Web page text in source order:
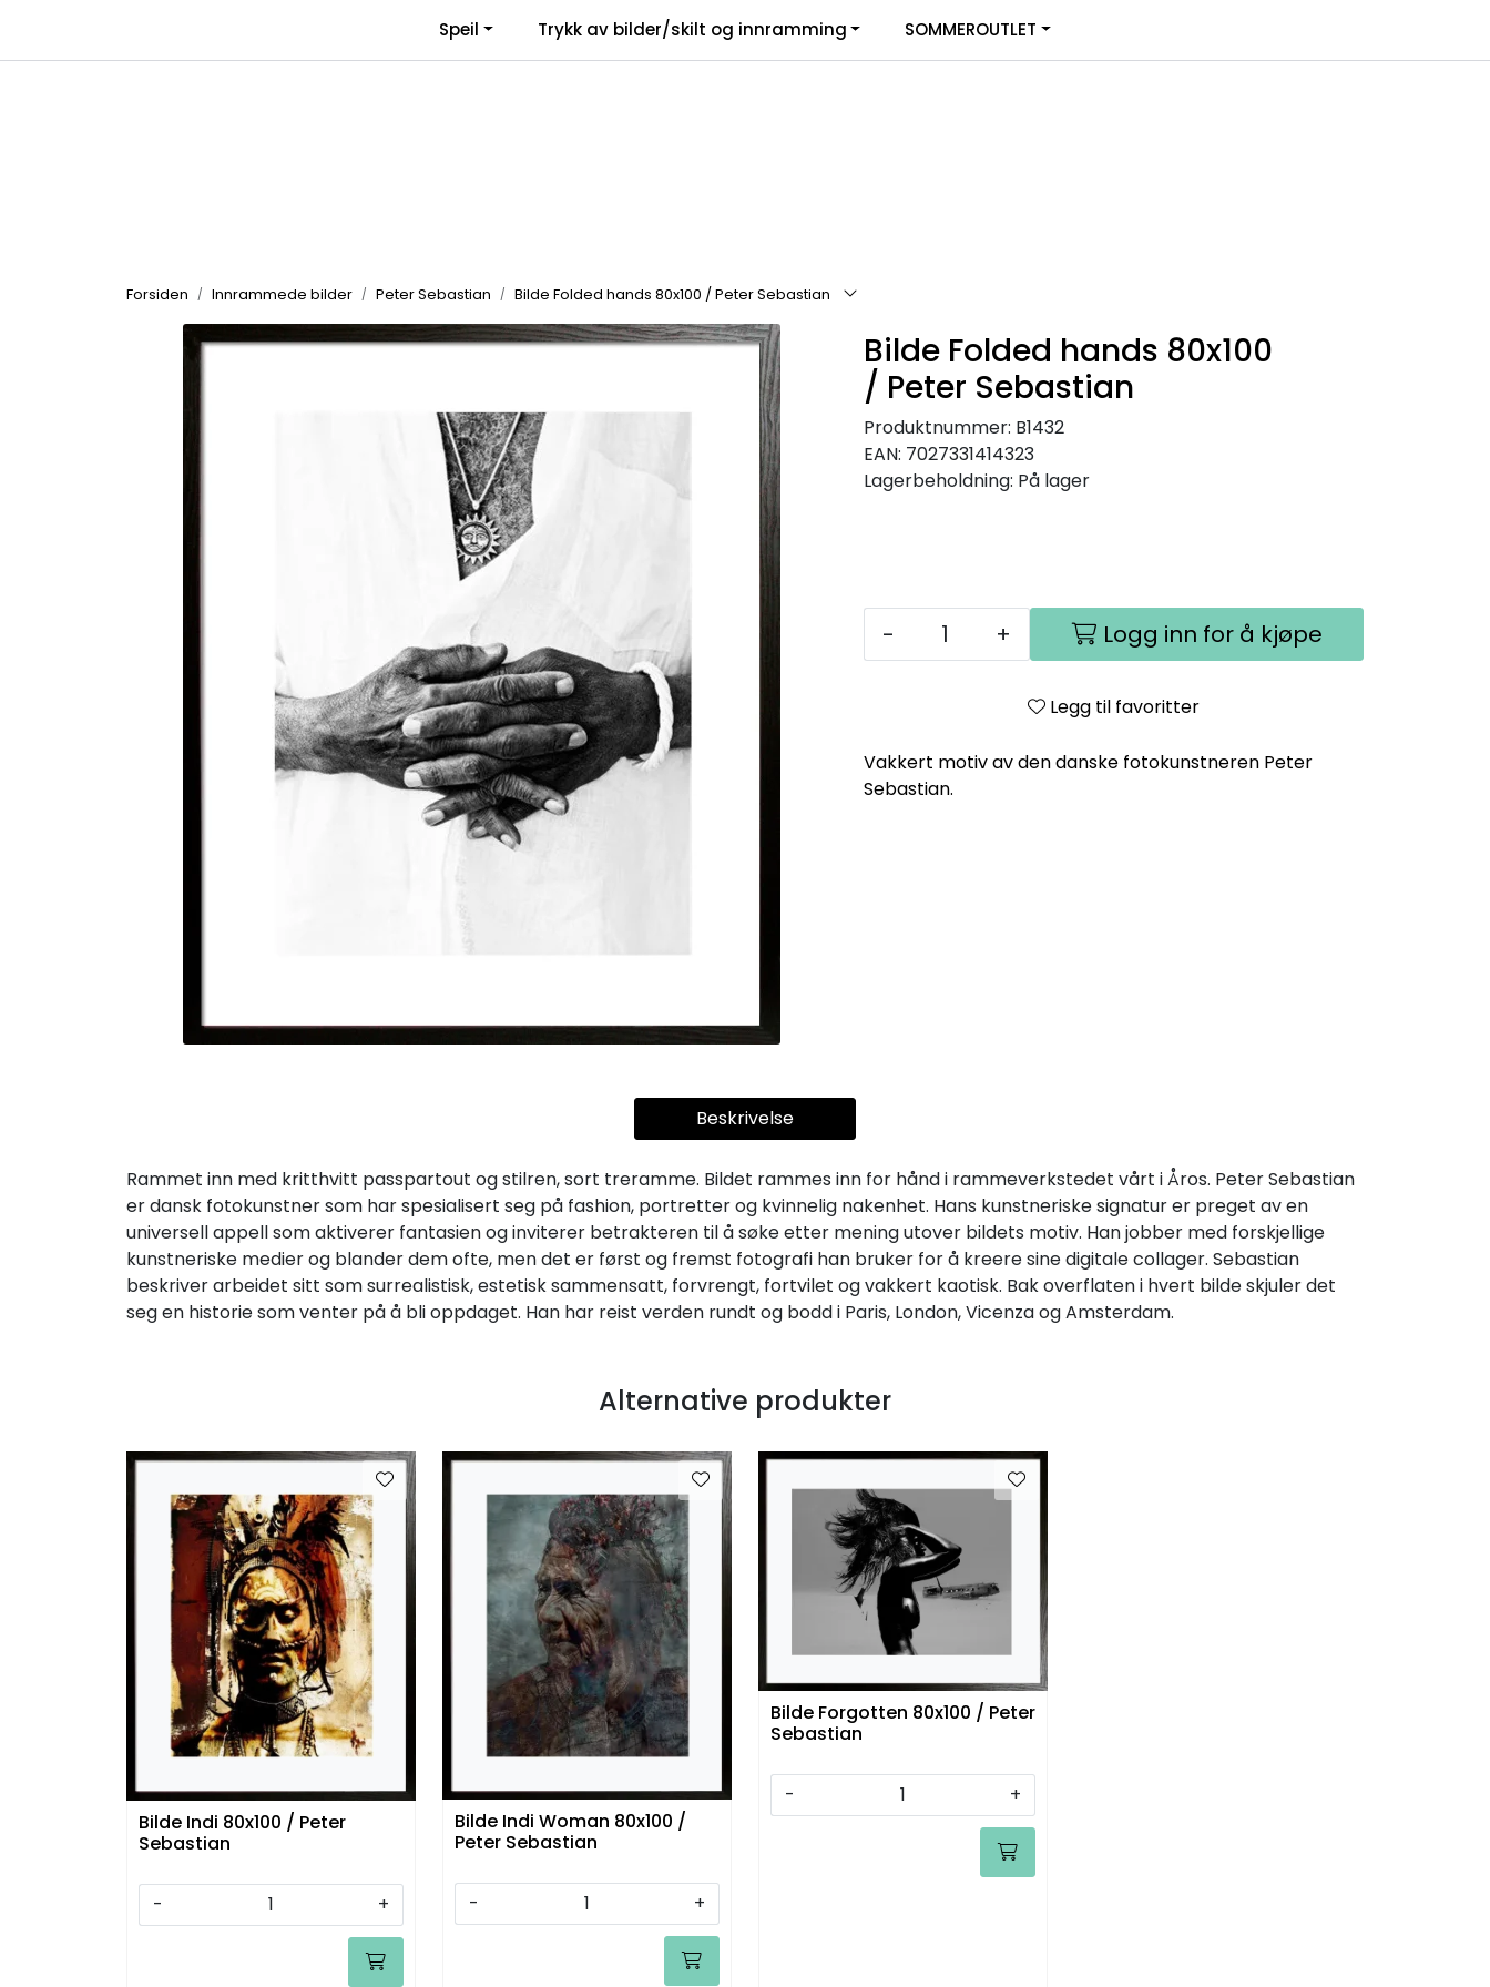
Speil Trykk av bilder/skilt og innramming SOMMEROUTLET
Forsiden Innrammede bilder Peter Sebastian Bilde Folded hands 80x100 / Peter Sebastian
Bilde Folded hands 80x100
/ Peter Sebastian
Produktnummer: B1432
EAN: 7027331414323
Lagerbeholdning: På lager
- + Logg inn for å kjøpe
Legg til favoritter
Vakkert motiv av den danske fotokunstneren Peter
Sebastian.
Beskrivelse
Rammet inn med kritthvitt passpartout og stilren, sort treramme. Bildet rammes inn for hånd i rammeverkstedet vårt i Åros. Peter Sebastian
er dansk fotokunstner som har spesialisert seg på fashion, portretter og kvinnelig nakenhet. Hans kunstneriske signatur er preget av en
universell appell som aktiverer fantasien og inviterer betrakteren til å søke etter mening utover bildets motiv. Han jobber med forskjellige
kunstneriske medier og blander dem ofte, men det er først og fremst fotografi han bruker for å kreere sine digitale collager. Sebastian
beskriver arbeidet sitt som surrealistisk, estetisk sammensatt, forvrengt, fortvilet og vakkert kaotisk. Bak overflaten i hvert bilde skjuler det
seg en historie som venter på å bli oppdaget. Han har reist verden rundt og bodd i Paris, London, Vicenza og Amsterdam.
Alternative produkter
Bilde Indi 80x100 / Peter
Sebastian
- +
Bilde Indi Woman 80x100 /
Peter Sebastian
- +
Bilde Forgotten 80x100 / Peter
Sebastian
- +